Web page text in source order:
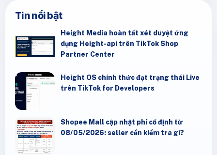
Tin nổi bật
Height Media hoàn tất xét duyệt ứng
dụng Height-api trên TikTok Shop
Partner Center
Height OS chính thức đạt trạng thái Live
trên TikTok for Developers
Shopee Mall cập nhật phí cố định từ
08/05/2026: seller cần kiểm tra gì?